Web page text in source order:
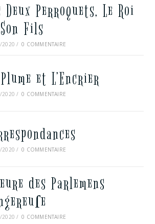
Deux Perroquets, Le Roi
Fils
2020 / 0 COMMENTAIRE
et L’Encrier
2020 / 0 COMMENTAIRE
2020 / 0 COMMENTAIRE
des Parlemens
2020 / 0 COMMENTAIRE